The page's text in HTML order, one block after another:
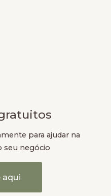
para ajudar na
seu negócio
aqui